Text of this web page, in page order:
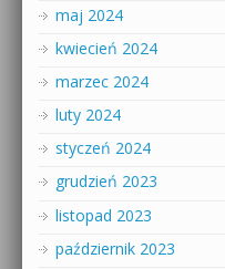
maj 2024
kwiecień 2024
marzec 2024
luty 2024
styczeń 2024
grudzień 2023
listopad 2023
październik 2023